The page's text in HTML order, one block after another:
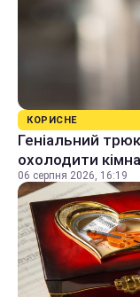
КОРИСНЕ
Геніальний
охолодити
06 серпня 2026, 16:19